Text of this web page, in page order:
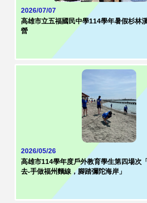
2026/07/07
高雄市立五福國民中學114學年暑假杉林
營
2026/05/26
高雄市114學年度戶外教育學生第四場次
去-手做福州麵線，腳踏彌陀海岸」